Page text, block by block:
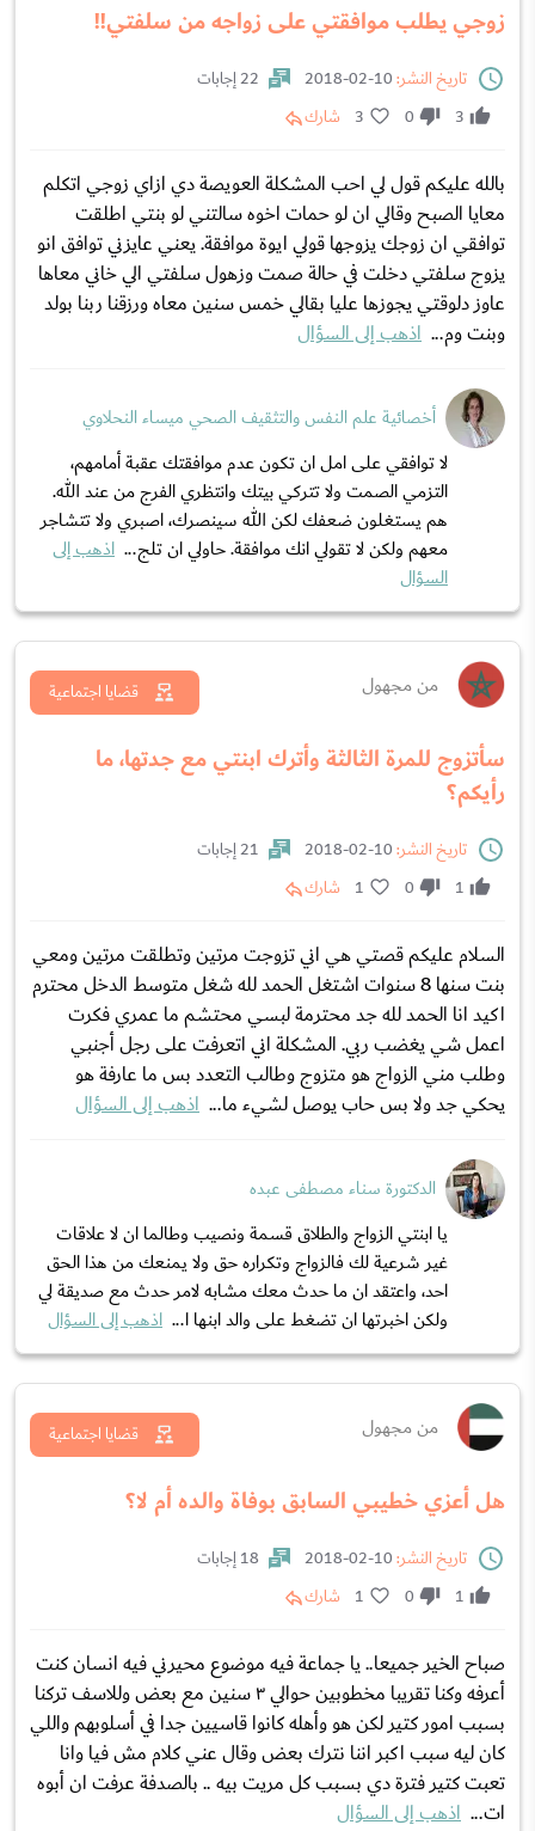
زوجي يطلب موافقتي على زواجه من سلفتي!!
تاريخ النشر:
22 إجابات
3
0
3 شارك
بالله عليكم قول لي احب المشكلة العويصة دي ازاي زوجي اتكلم
معايا الصبح وقالي ان لو حمات اخوه سالتني لو بنتي اطلقت
توافقي ان زوجك يزوجها قولي ايوة موافقة. يعني عايزني توافق انو
يزوج سلفتي دخلت في حالة صمت وزهول سلفتي الي خاني معاها
عاوز دلوقتي يجوزها عليا بقالي خمس سنين معاه ورزقنا ربنا بولد
وبنت وم... اذهب إلى السؤال
أخصائية علم النفس والتثقيف الصحي ميساء النحلاوي
لا توافقي على امل ان تكون عدم موافقتك عقبة أمامهم،
التزمي الصمت ولا تتركي بيتك وانتظري الفرج من عند الله.
هم يستغلون ضعفك لكن الله سينصرك، اصبري ولا تتشاجر
معهم ولكن لا تقولي انك موافقة. حاولي ان تلج... اذهب إلى
السؤال
من مجهول
سأتزوج للمرة الثالثة وأترك ابنتي مع جدتها، ما
رأيكم؟
قضايا اجتماعية
تاريخ النشر:
21 إجابات
1
0
1 شارك
السلام عليكم قصتي هي اني تزوجت مرتين وتطلقت مرتين ومعي
بنت سنها 8 سنوات اشتغل الحمد لله شغل متوسط الدخل محترم
اكيد انا الحمد لله جد محترمة لبسي محتشم ما عمري فكرت
اعمل شي يغضب ربي. المشكلة اني اتعرفت على رجل أجنبي
وطلب مني الزواج هو متزوج وطالب التعدد بس ما عارفة هو
يحكي جد ولا بس حاب يوصل لشيء ما... اذهب إلى السؤال
الدكتورة سناء مصطفى عبده
يا ابنتي الزواج والطلاق قسمة ونصيب وطالما ان لا علاقات
غير شرعية لك فالزواج وتكراره حق ولا يمنعك من هذا الحق
احد، واعتقد ان ما حدث معك مشابه لامر حدث مع صديقة لي
ولكن اخبرتها ان تضغط على والد ابنها ا... اذهب إلى السؤال
من مجهول
هل أعزي خطيبي السابق بوفاة والده أم لا؟
قضايا اجتماعية
تاريخ النشر:
18 إجابات
1
0
1 شارك
صباح الخير جميعا.. يا جماعة فيه موضوع محيرني فيه انسان كنت
أعرفه وكنا تقريبا مخطوبين حوالي ٣ سنين مع بعض وللاسف تركنا
بسبب امور كتير لكن هو وأهله كانوا قاسيين جدا في أسلوبهم واللي
كان ليه سبب اكبر اننا نترك بعض وقال عني كلام مش فيا وانا
تعبت كتير فترة دي بسبب كل مريت بيه .. بالصدفة عرفت ان أبوه
ات... اذهب إلى السؤال